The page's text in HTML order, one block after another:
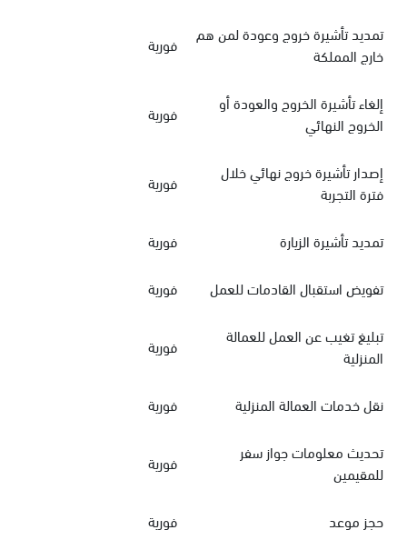
تمديد تأشيرة خروج وعودة لمن هم
خارج المملكة
فورية
إلغاء تأشيرة الخروج والعودة أو
الخروج النهائي
فورية
إصدار تأشيرة خروج نهائي خلال
فترة التجربة
فورية
تمديد تأشيرة الزيارة
فورية
تفويض استقبال القادمات للعمل
فورية
تبليغ تغيب عن العمل للعمالة
المنزلية
فورية
نقل خدمات العمالة المنزلية
فورية
تحديث معلومات جواز سفر
للمقيمين
فورية
حجز موعد
فورية